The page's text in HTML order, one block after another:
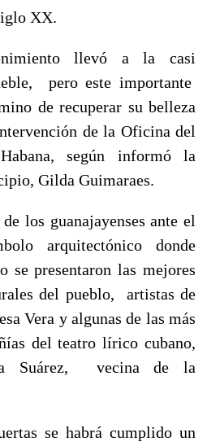
XX.
llevó a la casi
pero este importante
de recuperar su belleza
de la Oficina del
según informó la
Gilda Guimaraes.
los guanajayenses ante el
arquitectónico donde
se presentaron las mejores
del pueblo, artistas de
Vera y algunas de las más
del teatro lírico cubano,
Suárez, vecina de la
se habrá cumplido un